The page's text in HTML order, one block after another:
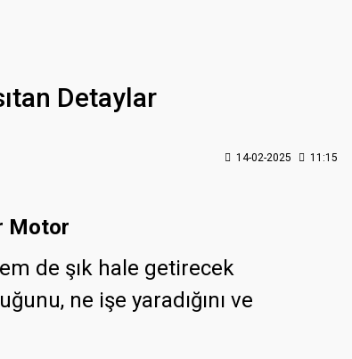
Detaylar
14-02-2025 11:15
Motor
de şık hale getirecek
ne işe yaradığını ve